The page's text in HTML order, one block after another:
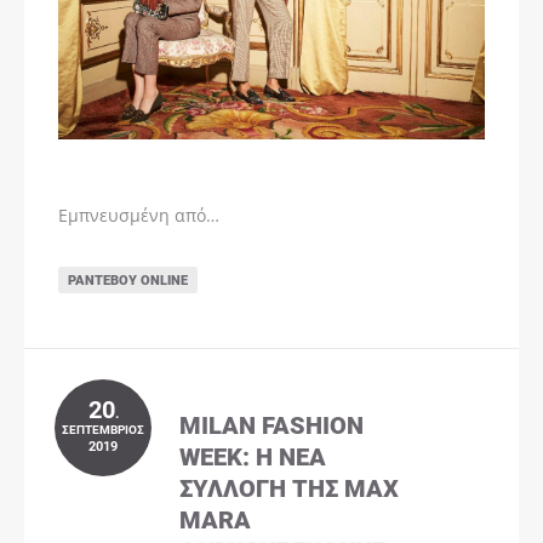
Εμπνευσμένη από…
ΡΑΝΤΕΒΟΎ ONLINE
20.
ΣΕΠΤΈΜΒΡΙΟΣ
2019
MILAN FASHION
WEEK: Η ΝΈΑ
ΣΥΛΛΟΓΉ ΤΗΣ MAX
MARA